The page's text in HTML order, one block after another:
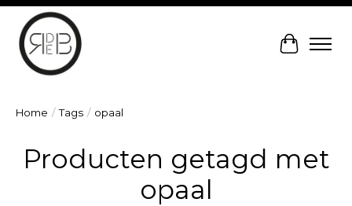
Home / Tags / opaal
Producten getagd met
opaal